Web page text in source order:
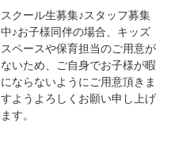
スクール生募集♪スタッフ募集
中♪お子様同伴の場合、キッズ
スペースや保育担当のご用意が
ないため、ご自身でお子様が暇
にならないようにご用意頂きま
すようよろしくお願い申し上げ
ます。